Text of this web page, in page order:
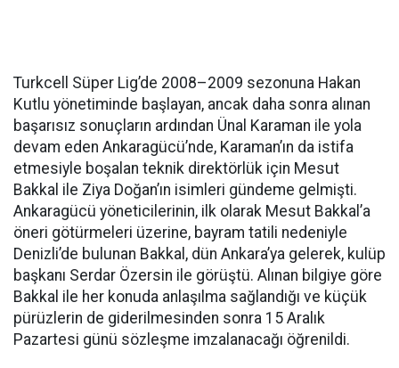
Turkcell Süper Lig’de 2008–2009 sezonuna Hakan
Kutlu yönetiminde başlayan, ancak daha sonra alınan
başarısız sonuçların ardından Ünal Karaman ile yola
devam eden Ankaragücü’nde, Karaman’ın da istifa
etmesiyle boşalan teknik direktörlük için Mesut
Bakkal ile Ziya Doğan’ın isimleri gündeme gelmişti.
Ankaragücü yöneticilerinin, ilk olarak Mesut Bakkal’a
öneri götürmeleri üzerine, bayram tatili nedeniyle
Denizli’de bulunan Bakkal, dün Ankara’ya gelerek, kulüp
başkanı Serdar Özersin ile görüştü. Alınan bilgiye göre
Bakkal ile her konuda anlaşılma sağlandığı ve küçük
pürüzlerin de giderilmesinden sonra 15 Aralık
Pazartesi günü sözleşme imzalanacağı öğrenildi.